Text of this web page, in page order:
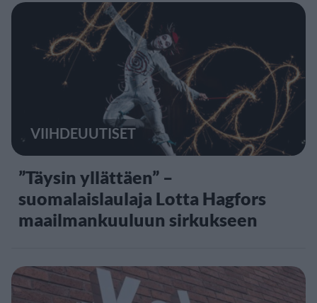
VIIHDEUUTISET
”Täysin yllättäen” –
suomalaislaulaja Lotta Hagfors
maailmankuuluun sirkukseen